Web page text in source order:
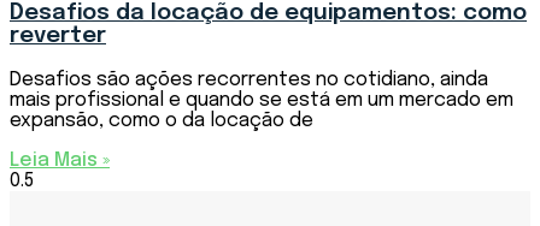
Desafios da locação de equipamentos: como
reverter
Desafios são ações recorrentes no cotidiano, ainda
mais profissional e quando se está em um mercado em
expansão, como o da locação de
Leia Mais »